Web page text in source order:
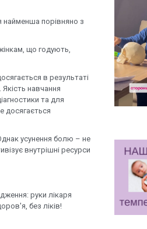
найменша порівняно з
що годують,
в результаті
навчання
та для
досягається
усунення болю – не
внутрішні ресурси
руки лікаря
без ліків!